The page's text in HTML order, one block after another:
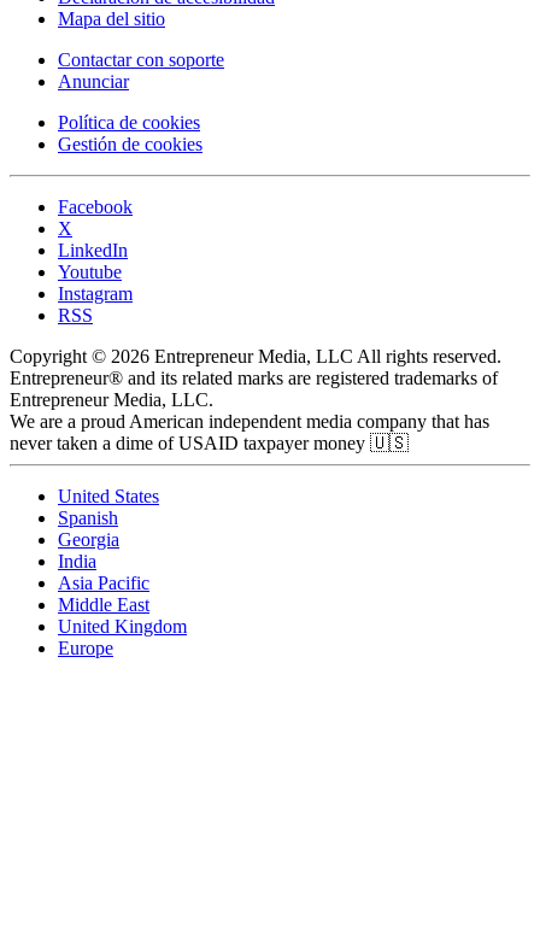
Mapa del sitio
Contactar con soporte
Anunciar
Política de cookies
Gestión de cookies
Facebook
X
LinkedIn
Youtube
Instagram
RSS
Copyright © 2026 Entrepreneur Media, LLC All rights reserved.
Entrepreneur® and its related marks are registered trademarks of
Entrepreneur Media, LLC.
We are a proud American independent media company that has
never taken a dime of USAID taxpayer money 🇺🇸
United States
Spanish
Georgia
India
Asia Pacific
Middle East
United Kingdom
Europe